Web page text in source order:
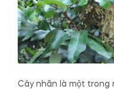
Cây nhãn là một trong